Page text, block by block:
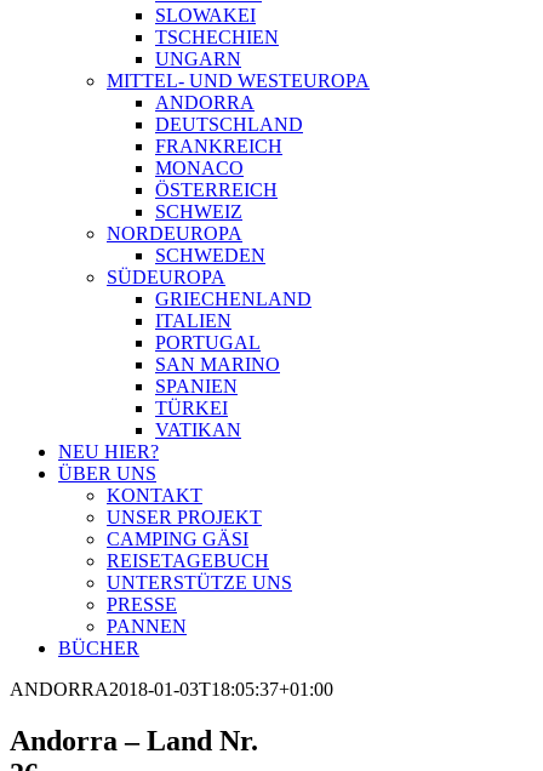
SLOWAKEI
TSCHECHIEN
UNGARN
MITTEL- UND WESTEUROPA
ANDORRA
DEUTSCHLAND
FRANKREICH
MONACO
ÖSTERREICH
SCHWEIZ
NORDEUROPA
SCHWEDEN
SÜDEUROPA
GRIECHENLAND
ITALIEN
PORTUGAL
SAN MARINO
SPANIEN
TÜRKEI
VATIKAN
NEU HIER?
ÜBER UNS
KONTAKT
UNSER PROJEKT
CAMPING GÄSI
REISETAGEBUCH
UNTERSTÜTZE UNS
PRESSE
PANNEN
BÜCHER
ANDORRA2018-01-03T18:05:37+01:00
Andorra – Land Nr.